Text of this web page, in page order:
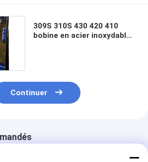
309S 310S 430 420 410
bobine en acier inoxydable
Continuer